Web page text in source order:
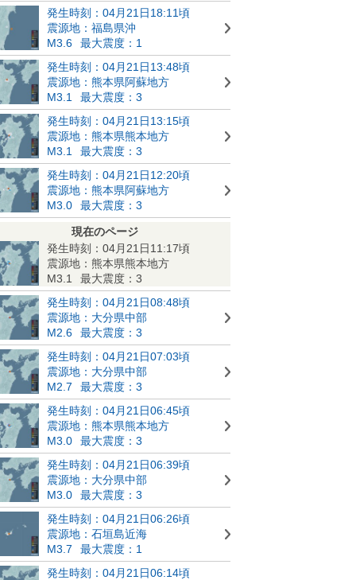
発生時刻：04月21日18:11頃
震源地：福島県沖
M3.6
最大震度：1
発生時刻：04月21日13:48頃
震源地：熊本県阿蘇地方
M3.1
最大震度：3
発生時刻：04月21日13:15頃
震源地：熊本県熊本地方
M3.1
最大震度：3
発生時刻：04月21日12:20頃
震源地：熊本県阿蘇地方
M3.0
最大震度：3
現在のページ
発生時刻：04月21日11:17頃
震源地：熊本県熊本地方
M3.1
最大震度：3
発生時刻：04月21日08:48頃
震源地：大分県中部
M2.6
最大震度：3
発生時刻：04月21日07:03頃
震源地：大分県中部
M2.7
最大震度：3
発生時刻：04月21日06:45頃
震源地：熊本県熊本地方
M3.0
最大震度：3
発生時刻：04月21日06:39頃
震源地：大分県中部
M3.0
最大震度：3
発生時刻：04月21日06:26頃
震源地：石垣島近海
M3.7
最大震度：1
発生時刻：04月21日06:14頃